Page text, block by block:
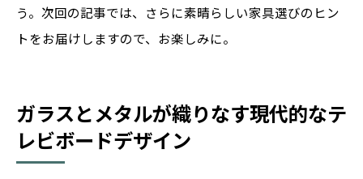
う。次回の記事では、さらに素晴らしい家具選びのヒン
トをお届けしますので、お楽しみに。
ガラスとメタルが織りなす現代的なテ
レビボードデザイン